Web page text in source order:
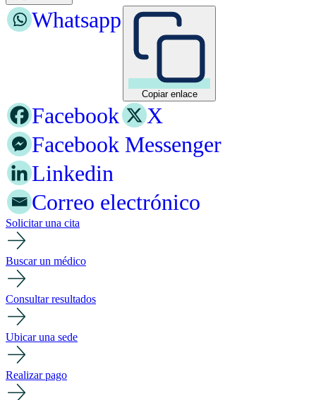
Copiar enlace
Whatsapp
Facebook
X
Facebook Messenger
Linkedin
Correo electrónico
Solicitar una cita
Buscar un médico
Consultar resultados
Ubicar una sede
Realizar pago